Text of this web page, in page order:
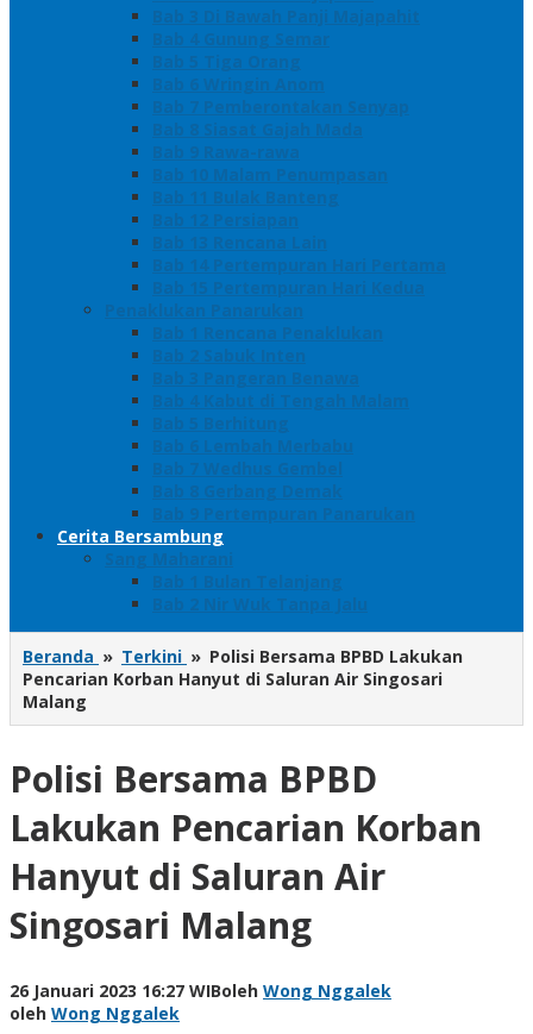
Bab 3 Di Bawah Panji Majapahit
Bab 4 Gunung Semar
Bab 5 Tiga Orang
Bab 6 Wringin Anom
Bab 7 Pemberontakan Senyap
Bab 8 Siasat Gajah Mada
Bab 9 Rawa-rawa
Bab 10 Malam Penumpasan
Bab 11 Bulak Banteng
Bab 12 Persiapan
Bab 13 Rencana Lain
Bab 14 Pertempuran Hari Pertama
Bab 15 Pertempuran Hari Kedua
Penaklukan Panarukan
Bab 1 Rencana Penaklukan
Bab 2 Sabuk Inten
Bab 3 Pangeran Benawa
Bab 4 Kabut di Tengah Malam
Bab 5 Berhitung
Bab 6 Lembah Merbabu
Bab 7 Wedhus Gembel
Bab 8 Gerbang Demak
Bab 9 Pertempuran Panarukan
Cerita Bersambung
Sang Maharani
Bab 1 Bulan Telanjang
Bab 2 Nir Wuk Tanpa Jalu
Beranda » Terkini » Polisi Bersama BPBD Lakukan
Pencarian Korban Hanyut di Saluran Air Singosari
Malang
Polisi Bersama BPBD
Lakukan Pencarian Korban
Hanyut di Saluran Air
Singosari Malang
26 Januari 2023 16:27 WIBoleh Wong Nggalek
oleh Wong Nggalek